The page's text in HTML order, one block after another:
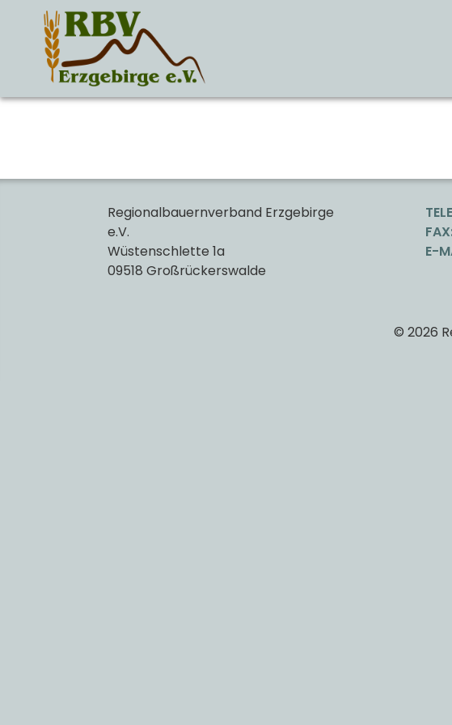
springen
Regionalbauernverband Erzgebirge
e.V.
Wüstenschlette 1a
09518 Großrückerswalde
E-
© 2026